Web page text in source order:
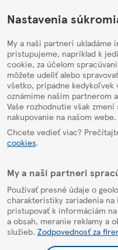
HelpPage
Nastavenia
My a naši partneri ukladáme
pristupujeme, napríklad k
cookie, za účelom
môžete udeliť alebo
všetko, prípadne kedykoľvek
oznámime našim partnerom
Vaše rozhodnutie však
nakupovanie na našom webe.
Chcete vedieť viac?
cookies.
My a naši partneri
Používať presné údaje o
charakteristiky zariadenia
pristupovať k informáciám
a obsah, meranie reklamy a
služieb. Zodpovednosť za